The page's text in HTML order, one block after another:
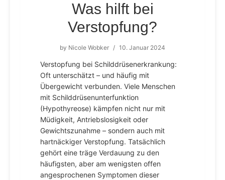
Was hilft bei
Verstopfung?
by Nicole Wobker / 10. Januar 2024
Verstopfung bei Schilddrüsenerkrankung:
Oft unterschätzt – und häufig mit
Übergewicht verbunden. Viele Menschen
mit Schilddrüsenunterfunktion
(Hypothyreose) kämpfen nicht nur mit
Müdigkeit, Antriebslosigkeit oder
Gewichtszunahme – sondern auch mit
hartnäckiger Verstopfung. Tatsächlich
gehört eine träge Verdauung zu den
häufigsten, aber am wenigsten offen
angesprochenen Symptomen dieser